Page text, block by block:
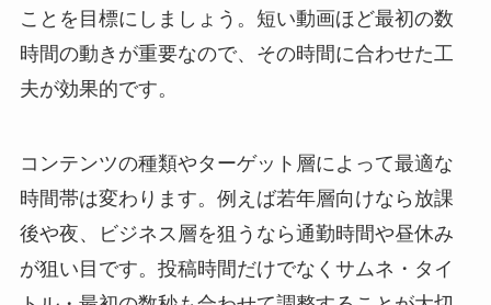
ことを目標にしましょう。短い動画ほど最初の数
時間の動きが重要なので、その時間に合わせた工
夫が効果的です。
コンテンツの種類やターゲット層によって最適な
時間帯は変わります。例えば若年層向けなら放課
後や夜、ビジネス層を狙うなら通勤時間や昼休み
が狙い目です。投稿時間だけでなくサムネ・タイ